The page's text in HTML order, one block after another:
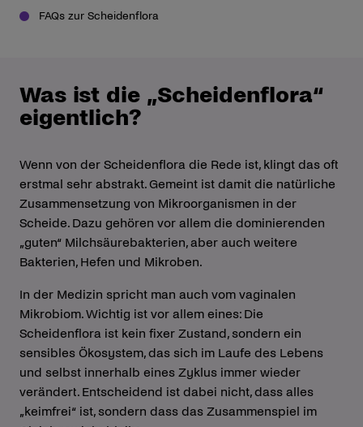
FAQs zur Scheidenflora
Was ist die „Scheidenflora“
eigentlich?
Wenn von der Scheidenflora die Rede ist, klingt das oft
erstmal sehr abstrakt. Gemeint ist damit die natürliche
Zusammensetzung von Mikroorganismen in der
Scheide. Dazu gehören vor allem die dominierenden
„guten“ Milchsäurebakterien, aber auch weitere
Bakterien, Hefen und Mikroben.
In der Medizin spricht man auch vom vaginalen
Mikrobiom. Wichtig ist vor allem eines: Die
Scheidenflora ist kein fixer Zustand, sondern ein
sensibles Ökosystem, das sich im Laufe des Lebens
und selbst innerhalb eines Zyklus immer wieder
verändert. Entscheidend ist dabei nicht, dass alles
„keimfrei“ ist, sondern dass das Zusammenspiel im